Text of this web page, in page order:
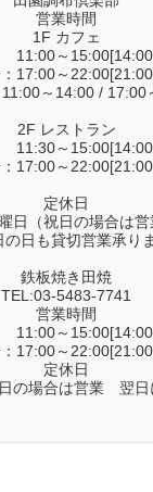
営業時間
1F カフェ
11:00～
17:00～
～14:00 / 17:00
2F レストラン
11:30～
17:00～
定休日
日（祝日の場合は営
の日も貸切営業承り
鉄板焼き田焼
TEL:03-5483-7741
営業時間
11:00～
17:00～
定休日
の場合は営業 翌日